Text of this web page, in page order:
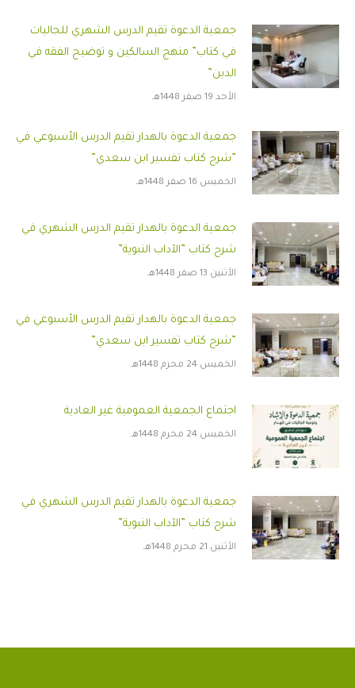
جمعية الدعوة تقيم الدرس الشهري للجاليات
في كتاب” منهج السالكين و توضيح الفقه في
الدين”
الأحد 19 صفر 1448هـ
جمعية الدعوة بالهدار تقيم الدرس الأسبوعي في
”شرح كتاب تفسير ابن سعدي”
الخميس 16 صفر 1448هـ
جمعية الدعوة بالهدار تقيم الدرس الشهري في
شرح كتاب ”الآداب النبوية”
الأثنين 13 صفر 1448هـ
جمعية الدعوة بالهدار تقيم الدرس الأسبوعي في
”شرح كتاب تفسير ابن سعدي”
الخميس 24 محرم 1448هـ
اجتماع الجمعية العمومية غير العادية
الخميس 24 محرم 1448هـ
جمعية الدعوة بالهدار تقيم الدرس الشهري في
شرح كتاب ”الآداب النبوية”
الأثنين 21 محرم 1448هـ